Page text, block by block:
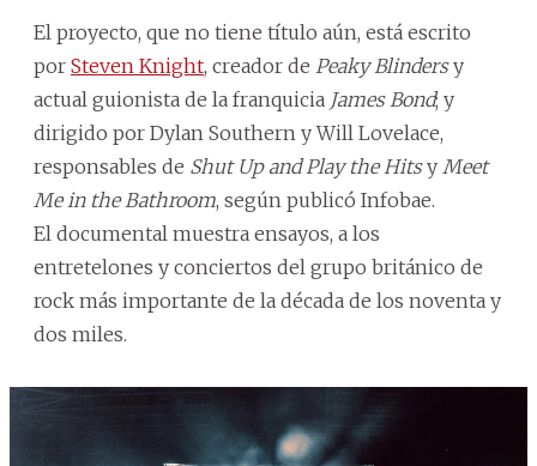
El proyecto, que no tiene título aún, está escrito
por Steven Knight, creador de Peaky Blindersy
actual guionista de la franquicia James Bond; y
dirigido por Dylan Southern y Will Lovelace,
responsables de Shut Up and Play the Hitsy Meet
Me in the Bathroom, según publicó Infobae.
El documental muestra ensayos, a los
entretelones y conciertos del grupo británico de
rock más importante de la década de los noventa y
dos miles.